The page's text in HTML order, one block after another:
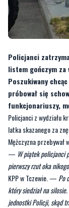
Policjanci
listem gończym
Poszukiwany
próbował się
funkcjonariuszy,
Policjanci z wydziału
latka skazanego za
Mężczyzna przebywał
— W piątek policjanci
pierwszy rzut oka
KPP w Tczewie. — Po
który siedział na
jednostki Policji, skąd